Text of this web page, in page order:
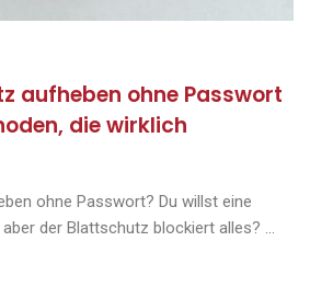
aufheben ohne Passwort
die wirklich
ohne Passwort? Du willst eine
der Blattschutz blockiert alles? ...